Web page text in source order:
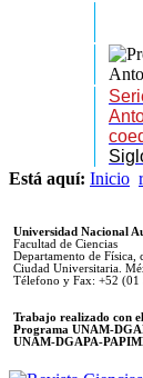
Está aquí: Inicio
Universidad Nacional
Facultad de Ciencias
Departamento de Física,
Ciudad Universitaria.
Télefono y Fax: +52
Trabajo realizado con
Programa UNAM-
UNAM-DGAPA-